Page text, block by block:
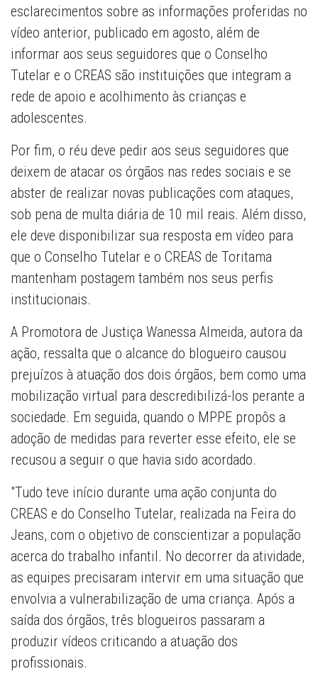
esclarecimentos sobre as informações proferidas no
vídeo anterior, publicado em agosto, além de
informar aos seus seguidores que o Conselho
Tutelar e o CREAS são instituições que integram a
rede de apoio e acolhimento às crianças e
adolescentes.
Por fim, o réu deve pedir aos seus seguidores que
deixem de atacar os órgãos nas redes sociais e se
abster de realizar novas publicações com ataques,
sob pena de multa diária de 10 mil reais. Além disso,
ele deve disponibilizar sua resposta em vídeo para
que o Conselho Tutelar e o CREAS de Toritama
mantenham postagem também nos seus perfis
institucionais.
A Promotora de Justiça Wanessa Almeida, autora da
ação, ressalta que o alcance do blogueiro causou
prejuízos à atuação dos dois órgãos, bem como uma
mobilização virtual para descredibilizá-los perante a
sociedade. Em seguida, quando o MPPE propôs a
adoção de medidas para reverter esse efeito, ele se
recusou a seguir o que havia sido acordado.
"Tudo teve início durante uma ação conjunta do
CREAS e do Conselho Tutelar, realizada na Feira do
Jeans, com o objetivo de conscientizar a população
acerca do trabalho infantil. No decorrer da atividade,
as equipes precisaram intervir em uma situação que
envolvia a vulnerabilização de uma criança. Após a
saída dos órgãos, três blogueiros passaram a
produzir vídeos criticando a atuação dos
profissionais.